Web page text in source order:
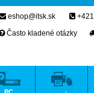
eshop@itsk.sk
Často kladené otázky